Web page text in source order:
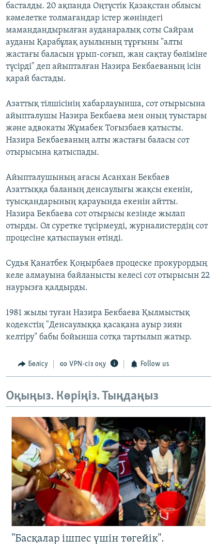
басталды. 20 ақпанда Оңтүстік Қазақстан облысы
кәмелетке толмағандар істер жөніндегі
мамандандырылған ауданаралық соты Сайрам
ауданы Қарабұлақ ауылының тұрғыны "алты
жастағы баласын ұрып-соғып, жан сақтау бөліміне
түсірді" деп айыпталған Назира Бекбаеваның ісін
қарай бастады.
Азаттық тілшісінің хабарлауынша, сот отырысына
айыпталушы Назира Бекбаева мен оның туыстары
және адвокаты Жұмабек Тоғызбаев қатысты.
Назира Бекбаеваның алты жастағы баласы сот
отырысына қатыспады.
Айыпталушының ағасы Асанхан Бекбаев
Азаттыққа баланың денсаулығы жақсы екенін,
туысқандарының қарауында екенін айтты.
Назира Бекбаева сот отырысы кезінде жылап
отырды. Ол суретке түсірмеуді, журналистердің сот
процесіне қатыспауын өтінді.
Судья Қанатбек Қоңырбаев процеске прокурордың
келе алмауына байланысты келесі сот отырысын 22
наурызға қалдырды.
1981 жылы туған Назира Бекбаева Қылмыстық
кодекстің "Денсаулыққа қасақана ауыр зиян
келтіру" бабы бойынша сотқа тартылып жатыр.
Бөлісу VPN-сіз оқу Follow us
Оқыңыз. Көріңіз. Тыңдаңыз
"Басқалар ішпес үшін төгейік".